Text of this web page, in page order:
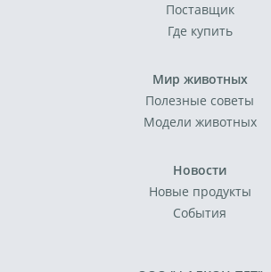
Поставщик
Где купить
Мир животных
Полезные советы
Модели животных
Новости
Новые продукты
События